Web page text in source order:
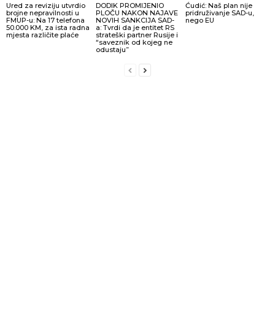
Ured za reviziju utvrdio
brojne nepravilnosti u
FMUP-u: Na 17 telefona
50.000 KM, za ista radna
mjesta različite plaće
DODIK PROMIJENIO
PLOČU NAKON NAJAVE
NOVIH SANKCIJA SAD-
a: Tvrdi da je entitet RS
strateški partner Rusije i
“saveznik od kojeg ne
odustaju”
Ćudić: Naš plan nije
pridruživanje SAD-u,
nego EU